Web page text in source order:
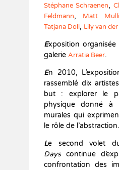
Stéphane Schraenen,
Feldmann, Matt
Tatjana Doll, Lily van
Exposition organisée
galerie Arratia Beer.
En 2010,
rassemblé dix
but : explorer le
physique donné à
murales qui
le rôle de l’abstraction.
Le second volet
Dayscontinue
confrontation des